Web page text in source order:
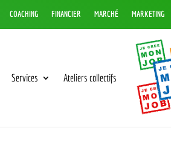
COACHING FINANCIER MARCHÉ MARKETING
Services Ateliers collectifs